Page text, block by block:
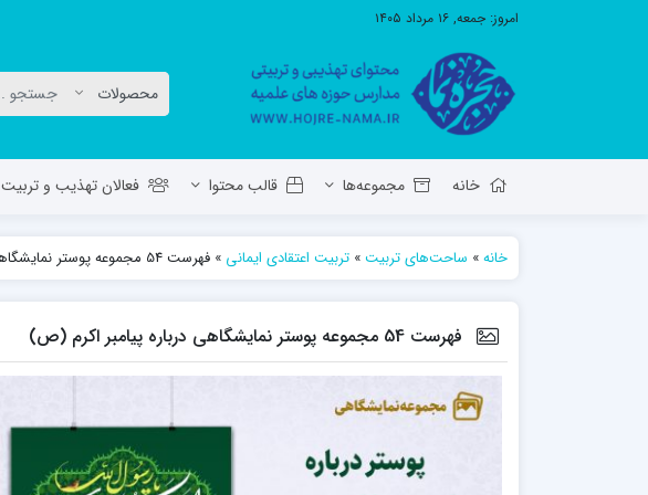
امروز: جمعه, ۱۶ مرداد ۱۴۰۵
خانه مجموعه‌ها قالب محتوا فعالان تهذیب و تربیت
معاونت تهذیب استان آ.ش
حوزه علمیه حضرت ولی عصر عج بناب
مدرسه علمیه صاحب الزمان عج مرند
مدرسه علمیه جعفریه
خانه» ساحت‌های تربیت» تربیت اعتقادی ایمانی » فهرست 54 مجموعه‌ پوستر نمایشگاهی درباره پیامبر اکرم (ص)
فهرست 54 مجموعه‌ پوستر نمایشگاهی درباره پیامبر اکرم (ص)